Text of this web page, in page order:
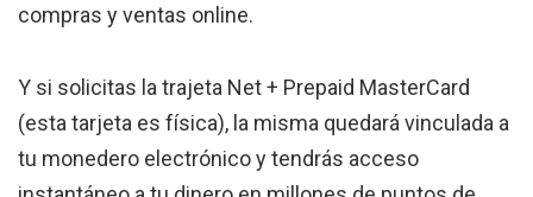
compras y ventas online.
Y si solicitas la trajeta Net + Prepaid MasterCard
(esta tarjeta es física), la misma quedará vinculada a
tu monedero electrónico y tendrás acceso